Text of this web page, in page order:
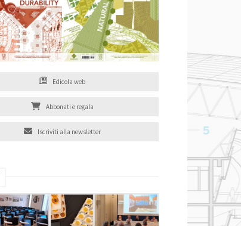
Edicola web
Abbonati e regala
Iscriviti alla newsletter